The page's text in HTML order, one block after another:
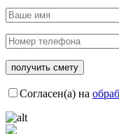
Согласен(а) на